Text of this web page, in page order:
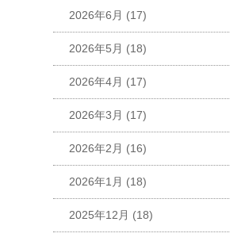
2026年6月 (17)
2026年5月 (18)
2026年4月 (17)
2026年3月 (17)
2026年2月 (16)
2026年1月 (18)
2025年12月 (18)